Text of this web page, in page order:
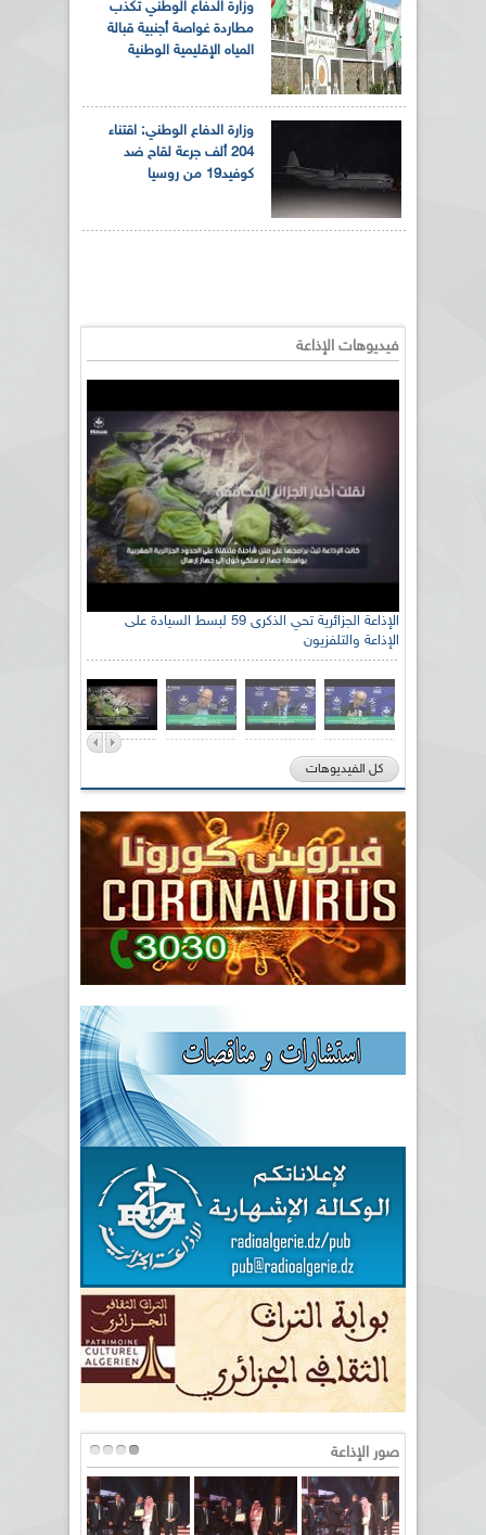
وزارة الدفاع الوطني تكذب
مطاردة غواصة أجنبية قبالة
المياه الإقليمية الوطنية
وزارة الدفاع الوطني: اقتناء
204 ألف جرعة لقاح ضد
كوفيد19 من روسيا
فيديوهات الإذاعة
الإذاعة الجزائرية تحي الذكرى 59 لبسط السيادة على
الإذاعة والتلفزيون
كل الفيديوهات
صور الإذاعة